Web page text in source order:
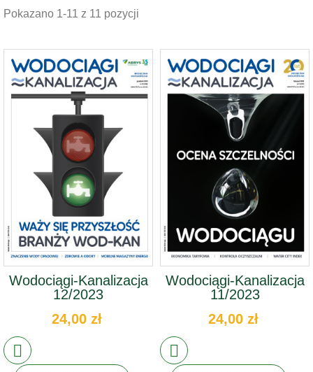
Pokazano 1-11 z 11 pozycji
Wodociągi-Kanalizacja
12/2023
24,00 zł
Wodociągi-Kanalizacja
11/2023
24,00 zł